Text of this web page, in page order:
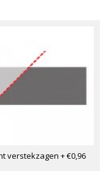
verstekzagen + €0,96